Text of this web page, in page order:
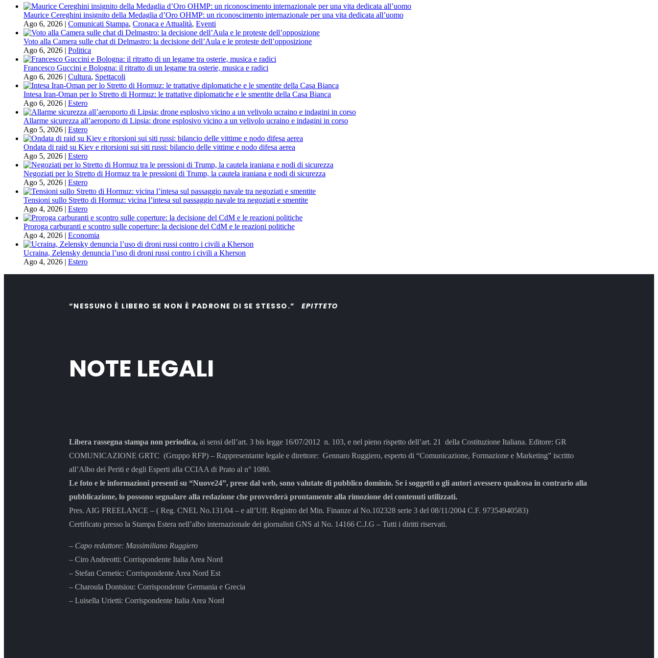
Maurice Cereghini insignito della Medaglia d’Oro OHMP: un riconoscimento internazionale per una vita dedicata all’uomo
Ago 6, 2026 | Comunicati Stampa, Cronaca e Attualità, Eventi
Voto alla Camera sulle chat di Delmastro: la decisione dell’Aula e le proteste dell’opposizione
Ago 6, 2026 | Politica
Francesco Guccini e Bologna: il ritratto di un legame tra osterie, musica e radici
Ago 6, 2026 | Cultura, Spettacoli
Intesa Iran-Oman per lo Stretto di Hormuz: le trattative diplomatiche e le smentite della Casa Bianca
Ago 6, 2026 | Estero
Allarme sicurezza all’aeroporto di Lipsia: drone esplosivo vicino a un velivolo ucraino e indagini in corso
Ago 5, 2026 | Estero
Ondata di raid su Kiev e ritorsioni sui siti russi: bilancio delle vittime e nodo difesa aerea
Ago 5, 2026 | Estero
Negoziati per lo Stretto di Hormuz tra le pressioni di Trump, la cautela iraniana e nodi di sicurezza
Ago 5, 2026 | Estero
Tensioni sullo Stretto di Hormuz: vicina l’intesa sul passaggio navale tra negoziati e smentite
Ago 4, 2026 | Estero
Proroga carburanti e scontro sulle coperture: la decisione del CdM e le reazioni politiche
Ago 4, 2026 | Economia
Ucraina, Zelensky denuncia l’uso di droni russi contro i civili a Kherson
Ago 4, 2026 | Estero
“NESSUNO È LIBERO SE NON È PADRONE DI SE STESSO.” EPITTETO
NOTE LEGALI
Libera rassegna stampa non periodica, ai sensi dell’art. 3 bis legge 16/07/2012 n. 103, e nel pieno rispetto dell’art. 21 della Costituzione Italiana. Editore: GR
COMUNICAZIONE GRTC (Gruppo RFP) – Rappresentante legale e direttore: Gennaro Ruggiero, esperto di “Comunicazione, Formazione e Marketing” iscritto
all’Albo dei Periti e degli Esperti alla CCIAA di Prato al n° 1080.
Le foto e le informazioni presenti su “Nuove24”, prese dal web, sono valutate di pubblico dominio. Se i soggetti o gli autori avessero qualcosa in contrario alla
pubblicazione, lo possono segnalare alla redazione che provvederà prontamente alla rimozione dei contenuti utilizzati.
Pres. AIG FREELANCE – ( Reg. CNEL No.131/04 – e all’Uff. Registro del Min. Finanze al No.102328 serie 3 del 08/11/2004 C.F. 97354940583)
Certificato presso la Stampa Estera nell’albo internazionale dei giornalisti GNS al No. 14166 C.J.G – Tutti i diritti riservati.
– Capo redattore: Massimiliano Ruggiero
– Ciro Andreotti: Corrispondente Italia Area Nord
– Stefan Cernetic: Corrispondente Area Nord Est
– Charoula Dontsiou: Corrispondente Germania e Grecia
– Luisella Urietti: Corrispondente Italia Area Nord